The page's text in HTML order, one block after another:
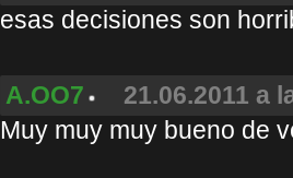
esas decisiones son
A.OO7
21.06.2011 a
Muy muy muy bueno de